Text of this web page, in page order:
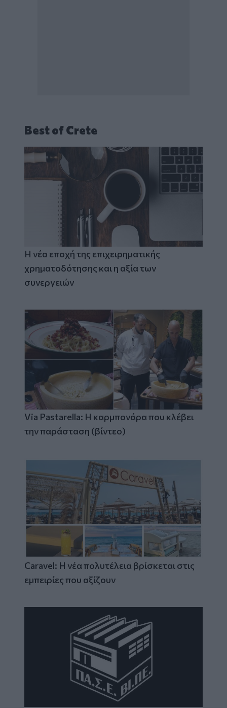
Best of Crete
Η νέα εποχή της επιχειρηματικής
χρηματοδότησης και η αξία των
συνεργειών
Via Pastarella: Η καρμπονάρα που κλέβει
την παράσταση (βίντεο)
Caravel: Η νέα πολυτέλεια βρίσκεται στις
εμπειρίες που αξίζουν